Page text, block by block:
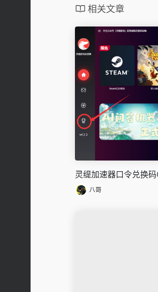
相关文章
灵缇加速器口令兑换
八哥